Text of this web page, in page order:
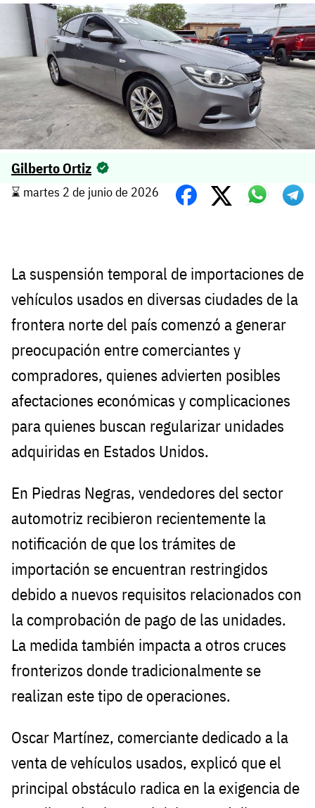
Gilberto Ortiz
⌛️ martes 2 de junio de 2026
La suspensión temporal de importaciones de
vehículos usados en diversas ciudades de la
frontera norte del país comenzó a generar
preocupación entre comerciantes y
compradores, quienes advierten posibles
afectaciones económicas y complicaciones
para quienes buscan regularizar unidades
adquiridas en Estados Unidos.
En Piedras Negras, vendedores del sector
automotriz recibieron recientemente la
notificación de que los trámites de
importación se encuentran restringidos
debido a nuevos requisitos relacionados con
la comprobación de pago de las unidades.
La medida también impacta a otros cruces
fronterizos donde tradicionalmente se
realizan este tipo de operaciones.
Oscar Martínez, comerciante dedicado a la
venta de vehículos usados, explicó que el
principal obstáculo radica en la exigencia de